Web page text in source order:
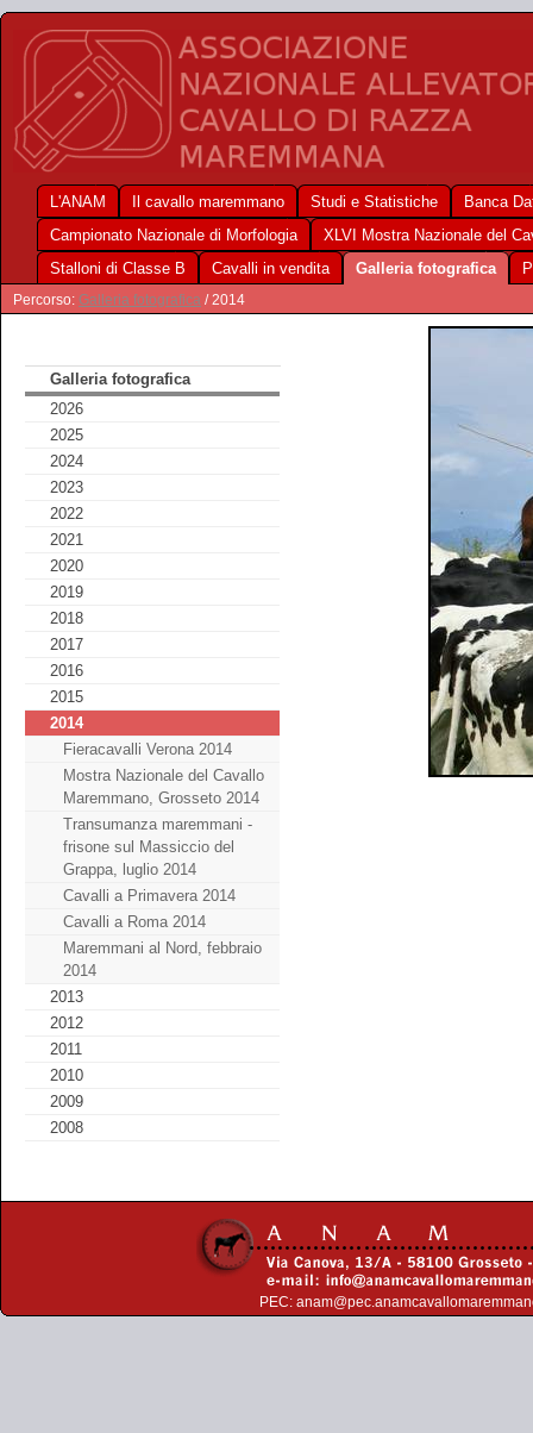
L'ANAM Il cavallo maremmano Studi e Statistiche
Banca
Campionato Nazionale di Morfologia
XLVI Mostra Nazionale del
Stalloni di Classe B
Cavalli in vendita Galleria fotografica
Percorso: Galleria fotografica / 2014
Galleria fotografica
2026
2025
2024
2023
2022
2021
2020
2019
2018
2017
2016
2015
2014
Fieracavalli Verona 2014
Mostra Nazionale del Cavallo
Maremmano, Grosseto 2014
Transumanza maremmani -
frisone sul Massiccio del
Grappa, luglio 2014
Cavalli a Primavera 2014
Cavalli a Roma 2014
Maremmani al Nord, febbraio
2014
2013
2012
2011
2010
2009
2008
PEC: